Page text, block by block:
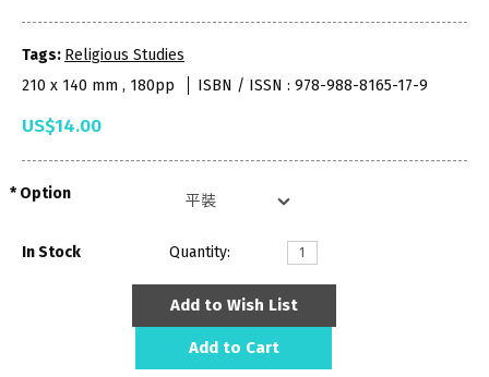
Tags: Religious Studies
210 x 140 mm , 180pp
ISBN / ISSN : 978-988-8165-17-9
US$14.00
Option
In Stock Quantity:
Add to Wish List
Add to Cart